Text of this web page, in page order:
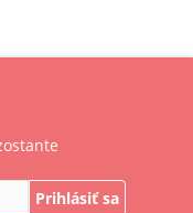
Prihlásiť sa